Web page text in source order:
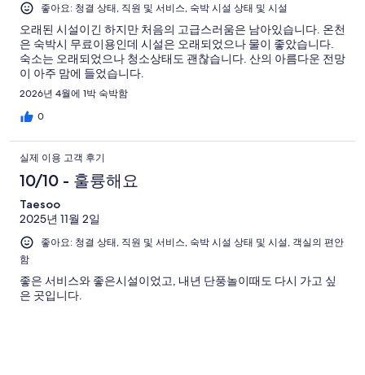
좋아요: 청결 상태, 직원 및 서비스, 숙박 시설 상태 및 시설
오래된 시설이긴 하지만 처음의 고급스러움은 남아있습니다. 온천
은 숙박시 무료이용인데 시설은 오래되었으나 물이 좋았습니다.
숙소는 오래되었으나 청소상태도 괜찮습니다. 산의 아름다운 전망
이 아주 맘에 들었습니다.
2026년 4월에 1박 숙박함
0
실제 이용 고객 후기
10/10 - 훌륭해요
Taesoo
2025년 11월 2일
좋아요: 청결 상태, 직원 및 서비스, 숙박 시설 상태 및 시설, 객실의 편안
함
좋은 서비스와 좋은시설이었고, 내년 단풍놀이때도 다시 가고 싶
은 곳입니다.